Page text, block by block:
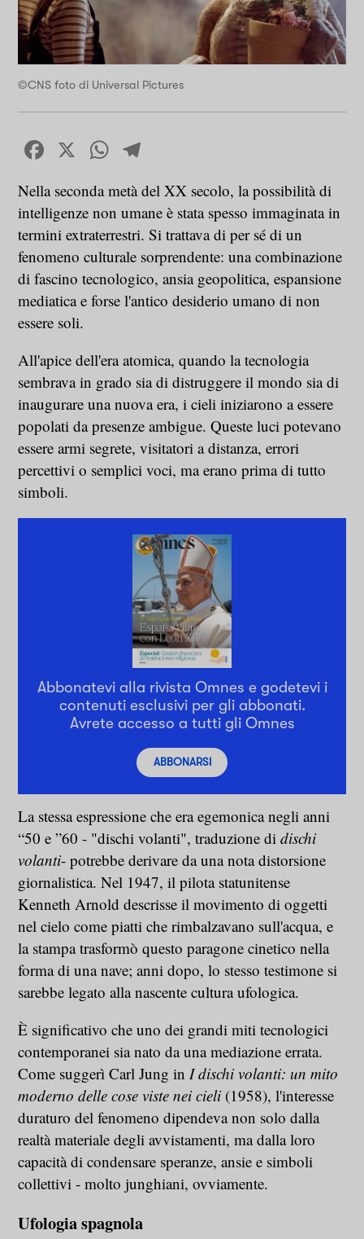
©CNS foto di Universal Pictures
Facebook
X WhatsApp
Nella seconda metà del XX secolo, la possibilità di
intelligenze non umane è stata spesso immaginata in
termini extraterrestri. Si trattava di per sé di un
fenomeno culturale sorprendente: una combinazione
di fascino tecnologico, ansia geopolitica, espansione
mediatica e forse l'antico desiderio umano di non
essere soli.
All'apice dell'era atomica, quando la tecnologia
sembrava in grado sia di distruggere il mondo sia di
inaugurare una nuova era, i cieli iniziarono a essere
popolati da presenze ambigue. Queste luci potevano
essere armi segrete, visitatori a distanza, errori
percettivi o semplici voci, ma erano prima di tutto
simboli.
Abbonatevi alla rivista Omnes e godetevi i
contenuti esclusivi per gli abbonati.
Avrete accesso a tutti gli Omnes
ABBONARSI
La stessa espressione che era egemonica negli anni
“50 e ”60 - "dischi volanti", traduzione didischi
volanti- potrebbe derivare da una nota distorsione
giornalistica. Nel 1947, il pilota statunitense
Kenneth Arnold descrisse il movimento di oggetti
nel cielo come piatti che rimbalzavano sull'acqua, e
la stampa trasformò questo paragone cinetico nella
forma di una nave; anni dopo, lo stesso testimone si
sarebbe legato alla nascente cultura ufologica.
È significativo che uno dei grandi miti tecnologici
contemporanei sia nato da una mediazione errata.
Come suggerì Carl Jung inI dischi volanti: un mito
moderno delle cose viste nei cieli (1958), l'interesse
duraturo del fenomeno dipendeva non solo dalla
realtà materiale degli avvistamenti, ma dalla loro
capacità di condensare speranze, ansie e simboli
collettivi - molto junghiani, ovviamente.
Ufologia spagnola